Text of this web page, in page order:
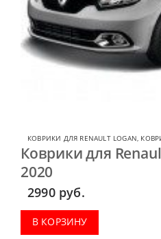
КОВРИКИ ДЛЯ RENAULT LOGAN,
Коврики для
2020
2990 руб.
В КОРЗИНУ